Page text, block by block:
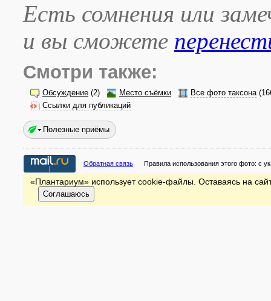
Есть сомнения или
и вы сможете
Смотри также:
Обсуждение (2) Место съёмки Все фото таксона
Ссылки для публикаций
Полезные приёмы
Обратная связь Правила использования этого фото: с
«Плантариум» использует cookie-файлы. Оставаясь на
Соглашаюсь